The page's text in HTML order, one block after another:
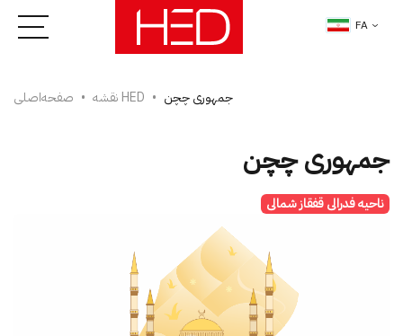
FA
صفحه‌اصلی نقشه HED جمهوری چچن
جمهوری چچن
ناحیه فدرالی قفقاز شمالی